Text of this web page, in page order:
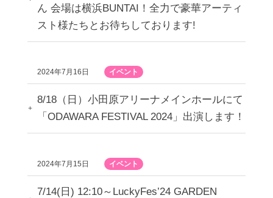
ん 会場は横浜BUNTAI！全力で豪華アーティ
スト様たちとお待ちしております!
2024年7月16日 イベント
8/18（日）小田原アリーナメインホールにて
「ODAWARA FESTIVAL 2024」出演します！
2024年7月15日 イベント
7/14(日) 12:10～LuckyFes’24 GARDEN